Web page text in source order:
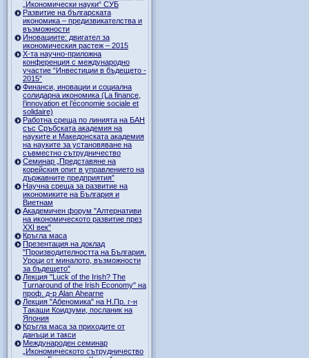
„Икономически науки“ СУБ
Развитие на българската
икономика – предизвикателства и
възможности
Иновациите: двигател за
икономическия растеж – 2015
Х-та научно-приложна
конференция с международно
участие “Инвестиции в бъдещето -
2015”
Финанси, иновации и социална
солидарна икономика (La finance,
l’innovation et l’économie sociale et
solidaire)
Работна среща по линията на БАН
със Сръбската академия на
науките и Македонската академия
на науките за установяване на
съвместно сътрудничество
Семинар „Представяне на
корейския опит в управлението на
държавните предприятия”
Научна среща за развитие на
икономиките на България и
Виетнам
Академичен форум "Алтернативи
на икономическото развитие през
XXI век"
Кръгла маса
Презентация на доклад
"Производителността на България.
Уроци от миналото, възможности
за бъдещето"
Лекция "Luck of the Irish? The
Turnaround of the Irish Economy" на
проф. д-р Alan Ahearne
Лекция "Абеномика" на Н.Пр. г-н
Такаши Коидзуми, посланик на
Япония
Кръгла маса за приходите от
данъци и такси
Международен семинар
„Икономическото сътрудничество